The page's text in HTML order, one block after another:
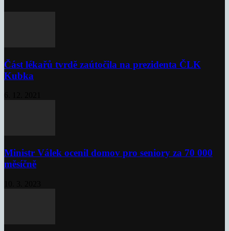
Část lékařů tvrdě zaútočila na prezidenta ČLK
Kubka
Ministr Válek ocenil domov pro seniory za 70 000
měsíčně